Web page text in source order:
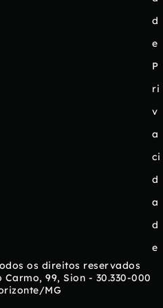
d
e
P
ri
v
a
ci
d
a
d
e
os direitos reservados
99, Sion - 30.330-000
MG